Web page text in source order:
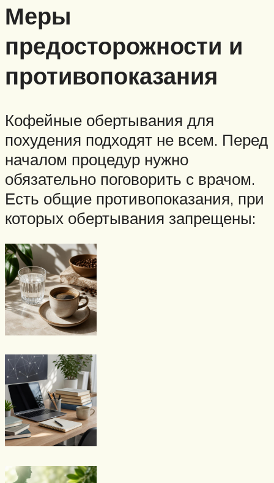
Меры
предосторожности и
противопоказания
Кофейные обертывания для
похудения подходят не всем. Перед
началом процедур нужно
обязательно поговорить с врачом.
Есть общие противопоказания, при
которых обертывания запрещены: